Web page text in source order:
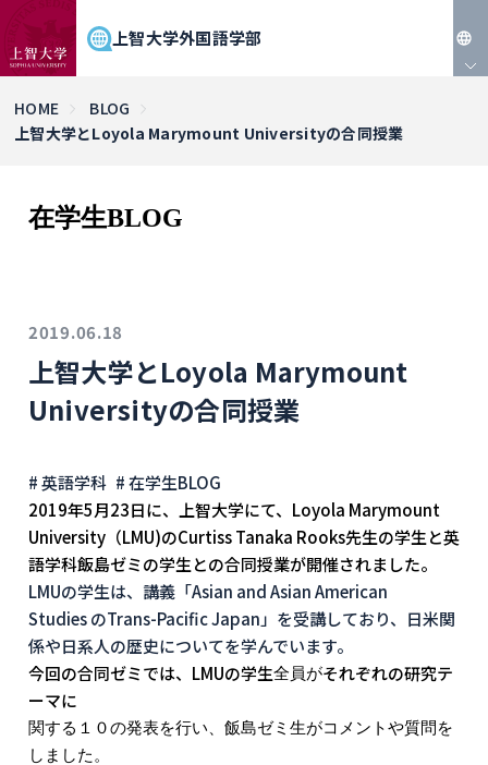
上智大学外国語学部
HOME
BLOG
上智大学とLoyola Marymount Universityの合同授業
在学生BLOG
2019.06.18
上智大学とLoyola Marymount
Universityの合同授業
# 英語学科 # 在学生BLOG
2019年5月23日に、上智大学にて、Loyola Marymount
University（LMU)のCurtiss Tanaka Rooks先生の学生と英
語学科飯島ゼミの学生との合同授業が開催されました。
LMUの学生は、講義「Asian and Asian American
Studies のTrans-Pacific Japan」を受講しており、日米関
係や日系人の歴史についてを学んでいます。
今回の合同ゼミでは、LMUの学生全員がそれぞれの研究テ
ーマに
関する１０の発表を行い、 飯島ゼミ生がコメントや質問を
しました。